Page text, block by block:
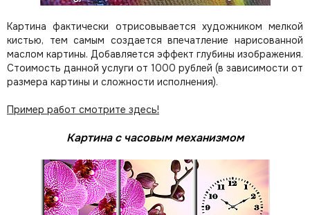
Картина фактически отрисовывается художником мелкой
кистью, тем самым создается впечатление нарисованной
маслом картины. Добавляется эффект глубины изображения.
Стоимость данной услуги от 1000 рублей (в зависимости от
размера картины и сложности исполнения).
Пример работ смотрите здесь!
Картина с часовым механизмом